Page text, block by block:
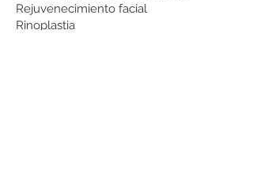
Rejuvenecimiento facial
Rinoplastia